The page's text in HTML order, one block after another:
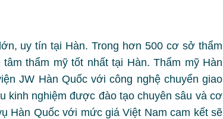
uy tín tại Hàn. Trong hơn 500 cơ sở thẩm
thẩm mỹ tốt nhất tại Hàn. Thẩm mỹ Hàn
JW Hàn Quốc với công nghệ chuyển giao
kinh nghiệm được đào tạo chuyên sâu và cơ
Hàn Quốc với mức giá Việt Nam cam kết sẽ